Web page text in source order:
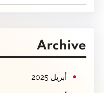
e
c
Archive
أبريل 2025